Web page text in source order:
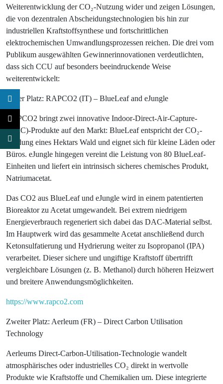
Weiterentwicklung der CO₂-Nutzung wider und zeigen Lösungen,
die von dezentralen Abscheidungstechnologien bis hin zur
industriellen Kraftstoffsynthese und fortschrittlichen
elektrochemischen Umwandlungsprozessen reichen. Die drei vom
Publikum ausgewählten Gewinnerinnovationen verdeutlichten,
dass sich CCU auf besonders beeindruckende Weise
weiterentwickelt:
Erster Platz: RAPCO2 (IT) – BlueLeaf and eJungle
RAPCO2 bringt zwei innovative Indoor-Direct-Air-Capture-
(DAC)-Produkte auf den Markt: BlueLeaf entspricht der CO₂-
Bindung eines Hektars Wald und eignet sich für kleine Läden oder
Büros. eJungle hingegen vereint die Leistung von 80 BlueLeaf-
Einheiten und liefert ein intrinsisch sicheres chemisches Produkt,
Natriumacetat.
Das CO2 aus BlueLeaf und eJungle wird in einem patentierten
Bioreaktor zu Acetat umgewandelt. Bei extrem niedrigem
Energieverbrauch regeneriert sich dabei das DAC-Material selbst.
Im Hauptwerk wird das gesammelte Acetat anschließend durch
Ketonsulfatierung und Hydrierung weiter zu Isopropanol (IPA)
verarbeitet. Dieser sichere und ungiftige Kraftstoff übertrifft
vergleichbare Lösungen (z. B. Methanol) durch höheren Heizwert
und breitere Anwendungsmöglichkeiten.
https://www.rapco2.com
Zweiter Platz: Aerleum (FR) – Direct Carbon Utilisation
Technology
Aerleums Direct-Carbon-Utilisation-Technologie wandelt
atmosphärisches oder industrielles CO₂ direkt in wertvolle
Produkte wie Kraftstoffe und Chemikalien um. Diese integrierte